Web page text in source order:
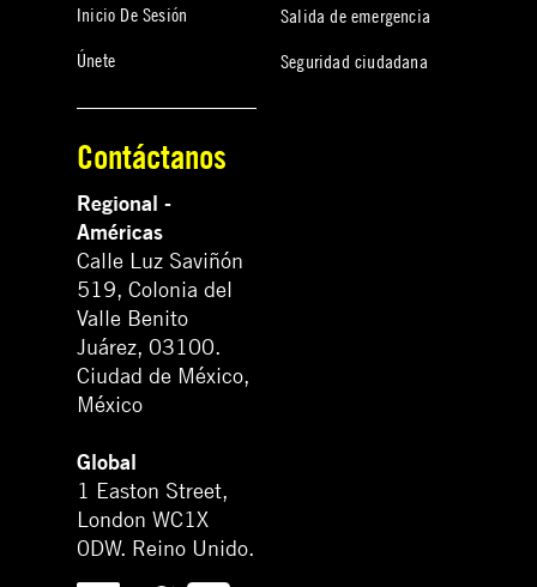
Inicio De Sesión
Únete
Salida de emergencia
Seguridad ciudadana
Contáctanos
Regional -
Américas
Calle Luz Saviñón
519, Colonia del
Valle Benito
Juárez, 03100.
Ciudad de México,
México
Global
1 Easton Street,
London WC1X
0DW. Reino Unido.